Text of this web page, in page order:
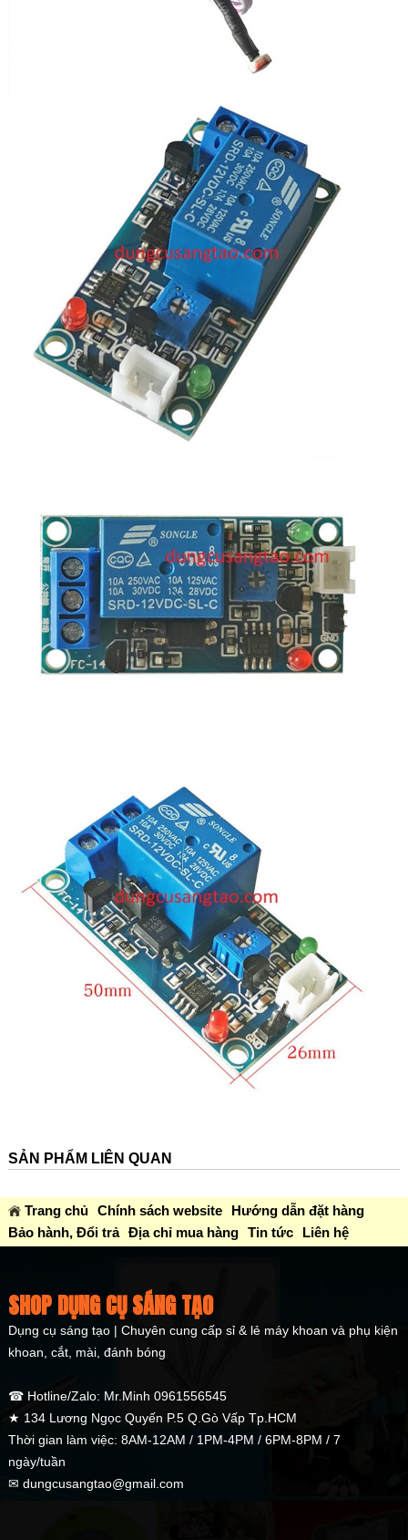
SẢN PHẨM LIÊN QUAN
Trang chủ Chính sách website
Hướng dẫn đặt hàng
Bảo hành, Đổi trả Địa chỉ mua hàng Tin tức Liên hệ
SHOP DỤNG CỤ SÁNG TẠO
Dụng cụ sáng tạo | Chuyên cung cấp sỉ & lẻ máy khoan và phụ kiện
khoan, cắt, mài, đánh bóng
☎ Hotline/Zalo: Mr.Minh 0961556545
★ 134 Lương Ngọc Quyến P.5 Q.Gò Vấp Tp.HCM
Thời gian làm việc: 8AM-12AM / 1PM-4PM / 6PM-8PM / 7
ngày/tuần
✉ dungcusangtao@gmail.com